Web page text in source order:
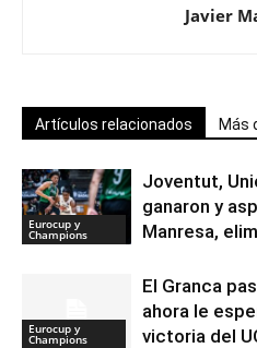
Javier
Artículos relacionados Más
Eurocup y
Champions
Joventut,
ganaron y
Manresa,
Eurocup y
Champions
El Granca
ahora le
victoria del